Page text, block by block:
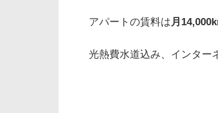
アパートの賃料は月
光熱費水道込み、インター